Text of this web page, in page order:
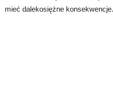
mieć dalekosiężne konsekwencje.